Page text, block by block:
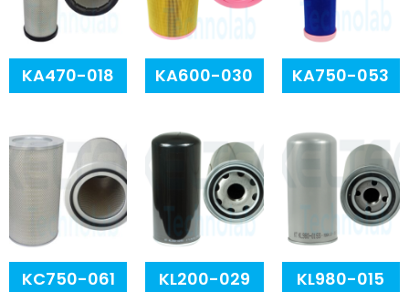
KA470-018 KA600-030 KA750-053
KC750-061 KL200-029 KL980-015